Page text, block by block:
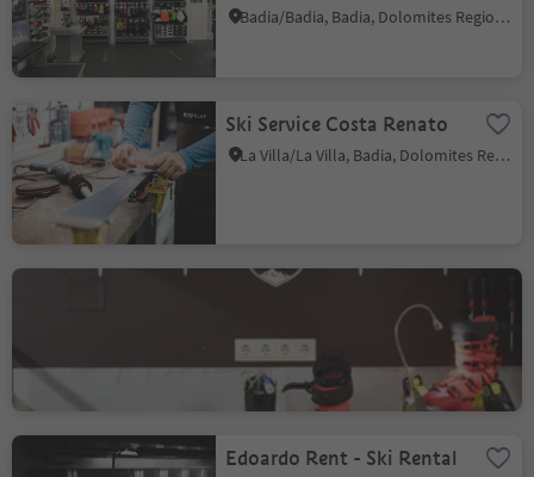
Badia/Badia, Badia, Dolomites Region Alta Badia
Ski Service Costa Renato
La Villa/La Villa, Badia, Dolomites Region Alta Badia
Alta Badia Sport - Shop &
Rental San Cassiano
San Cassiano/San Cassiano, Badia, Dolomites Region Alta Badia
Edoardo Rent - Ski Rental